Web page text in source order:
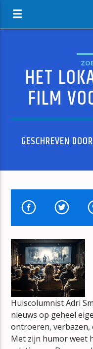
HUIDIG NUMMER
VOOR DE WEKKER
ERIK VAN VLIET
mz-radio
HET
FILM
GESCHREVEN DOOR
Huiscolumnist Adri
nieuws op geheel
ontroeren, verbazen,
Met zijn humor weet